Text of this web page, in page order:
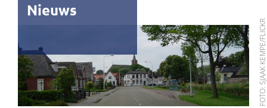
Nieuws
FOTO: SJAAK KEMPE/FLICKR